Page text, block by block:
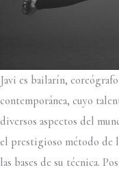
Javi es bailarín,
contemporánea, cuyo
diversos aspectos del
el prestigioso método de
las bases de su técnica.